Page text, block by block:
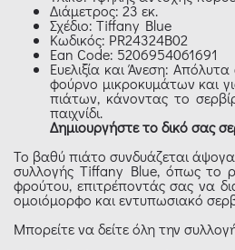
Διάμετρος: 23 εκ.
Σχέδιο: Tiffany Blue
Κωδικός: PR24324B02
Ean Code: 5206954061691
Ευελιξία και Άνεση:
φούρνο μικροκυμάτων και
πιάτων, κάνοντας το
παιχνίδι.
Δημιουργήστε το δικό σας
Το βαθύ πιάτο συνδυάζεται
συλλογής Tiffany Blue, όπως το
φρούτου, επιτρέποντάς σας να
ομοιόμορφο και εντυπωσιακό
Μπορείτε να δείτε όλη την